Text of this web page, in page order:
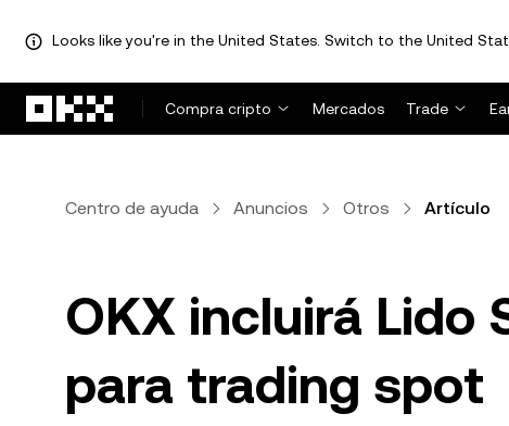
Looks like you're in the United States. Switch to the United
Compra cripto
Mercados Trade
Centro de ayuda Anuncios Otros Artículo
OKX incluirá Lido
para trading spot